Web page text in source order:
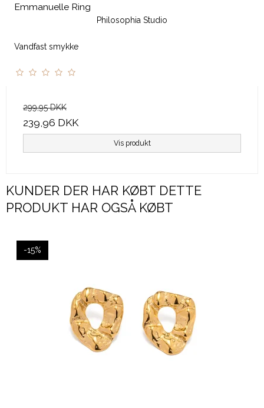
Emmanuelle Ring
Philosophia Studio
Vandfast smykke
299,95 DKK
239,96 DKK
Vis produkt
KUNDER DER HAR KØBT DETTE
PRODUKT HAR OGSÅ KØBT
-15%